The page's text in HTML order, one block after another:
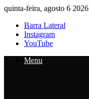
quinta-feira, agosto 6 2026
Barra Lateral
Instagram
YouTube
Menu